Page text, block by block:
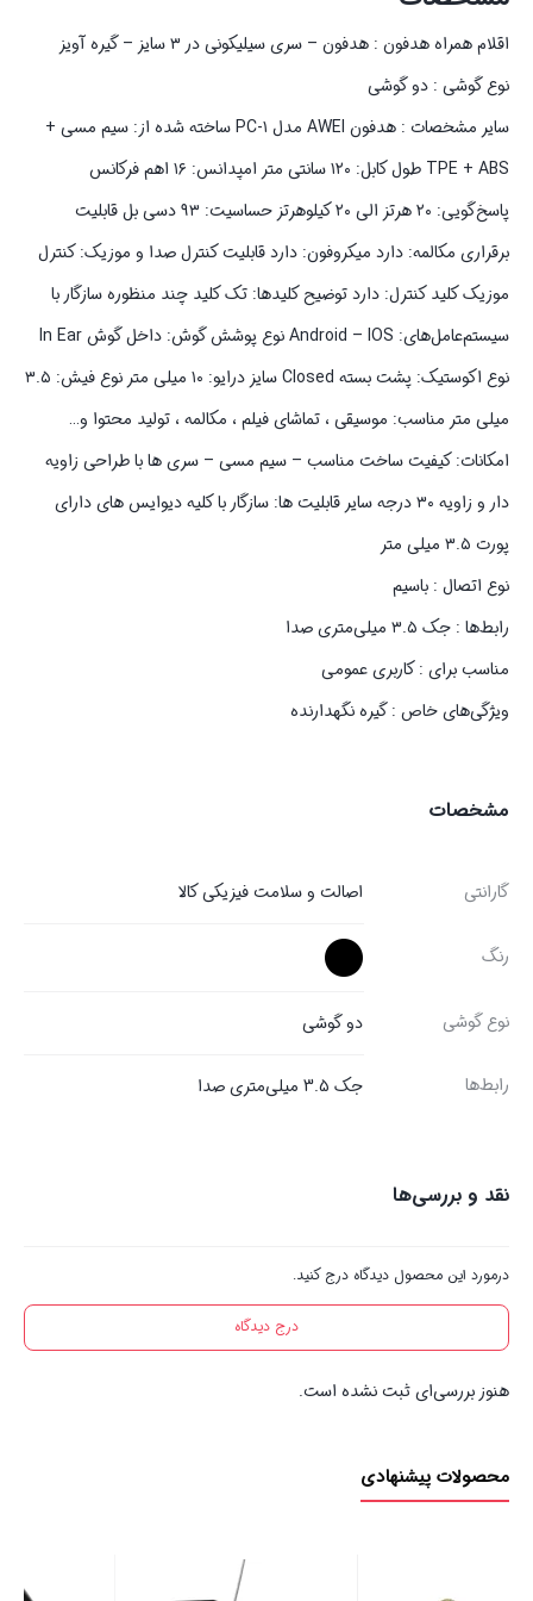
اقلام همراه هدفون : هدفون – سری سیلیکونی در ۳ سایز – گیره آویز
نوع گوشی : دو گوشی
سایر مشخصات : هدفون AWEI مدل PC-۱ ساخته شده از: سیم مسی +
TPE + ABS طول کابل: ۱۲۰ سانتی متر امپدانس: ۱۶ اهم فرکانس
پاسخ‌گویی: ۲۰ هرتز الی ۲۰ کیلوهرتز حساسیت: ۹۳ دسی بل قابلیت
برقراری مکالمه: دارد میکروفون: دارد قابلیت کنترل صدا و موزیک: کنترل
موزیک کلید کنترل: دارد توضیح کلیدها: تک کلید چند منظوره سازگار با
سیستم‌عامل‌های: Android – IOS نوع پوشش گوش: داخل گوش In Ear
نوع اکوستیک: پشت بسته Closed سایز درایو: ۱۰ میلی متر نوع فیش: ۳.۵
میلی متر مناسب: موسیقی ، تماشای فیلم ، مکالمه ، تولید محتوا و…
امکانات: کیفیت ساخت مناسب – سیم مسی – سری ها با طراحی زاویه
دار و زاویه ۳۰ درجه سایر قابلیت ها: سازگار با کلیه دیوایس های دارای
پورت ۳.۵ میلی متر
نوع اتصال : باسیم
رابط‌ها : جک ۳.۵ میلی‌متری صدا
مناسب برای : کاربری عمومی
ویژگی‌های خاص : گیره نگهدارنده
مشخصات
گارانتی اصالت و سلامت فیزیکی کالا
رنگ
نوع گوشی دو گوشی
رابط‌ها جک 3.5 میلی‌متری صدا
نقد و بررسی‌ها
درمورد این محصول دیدگاه درج کنید.
درج دیدگاه
هنوز بررسی‌ای ثبت نشده است.
محصولات پیشنهادی